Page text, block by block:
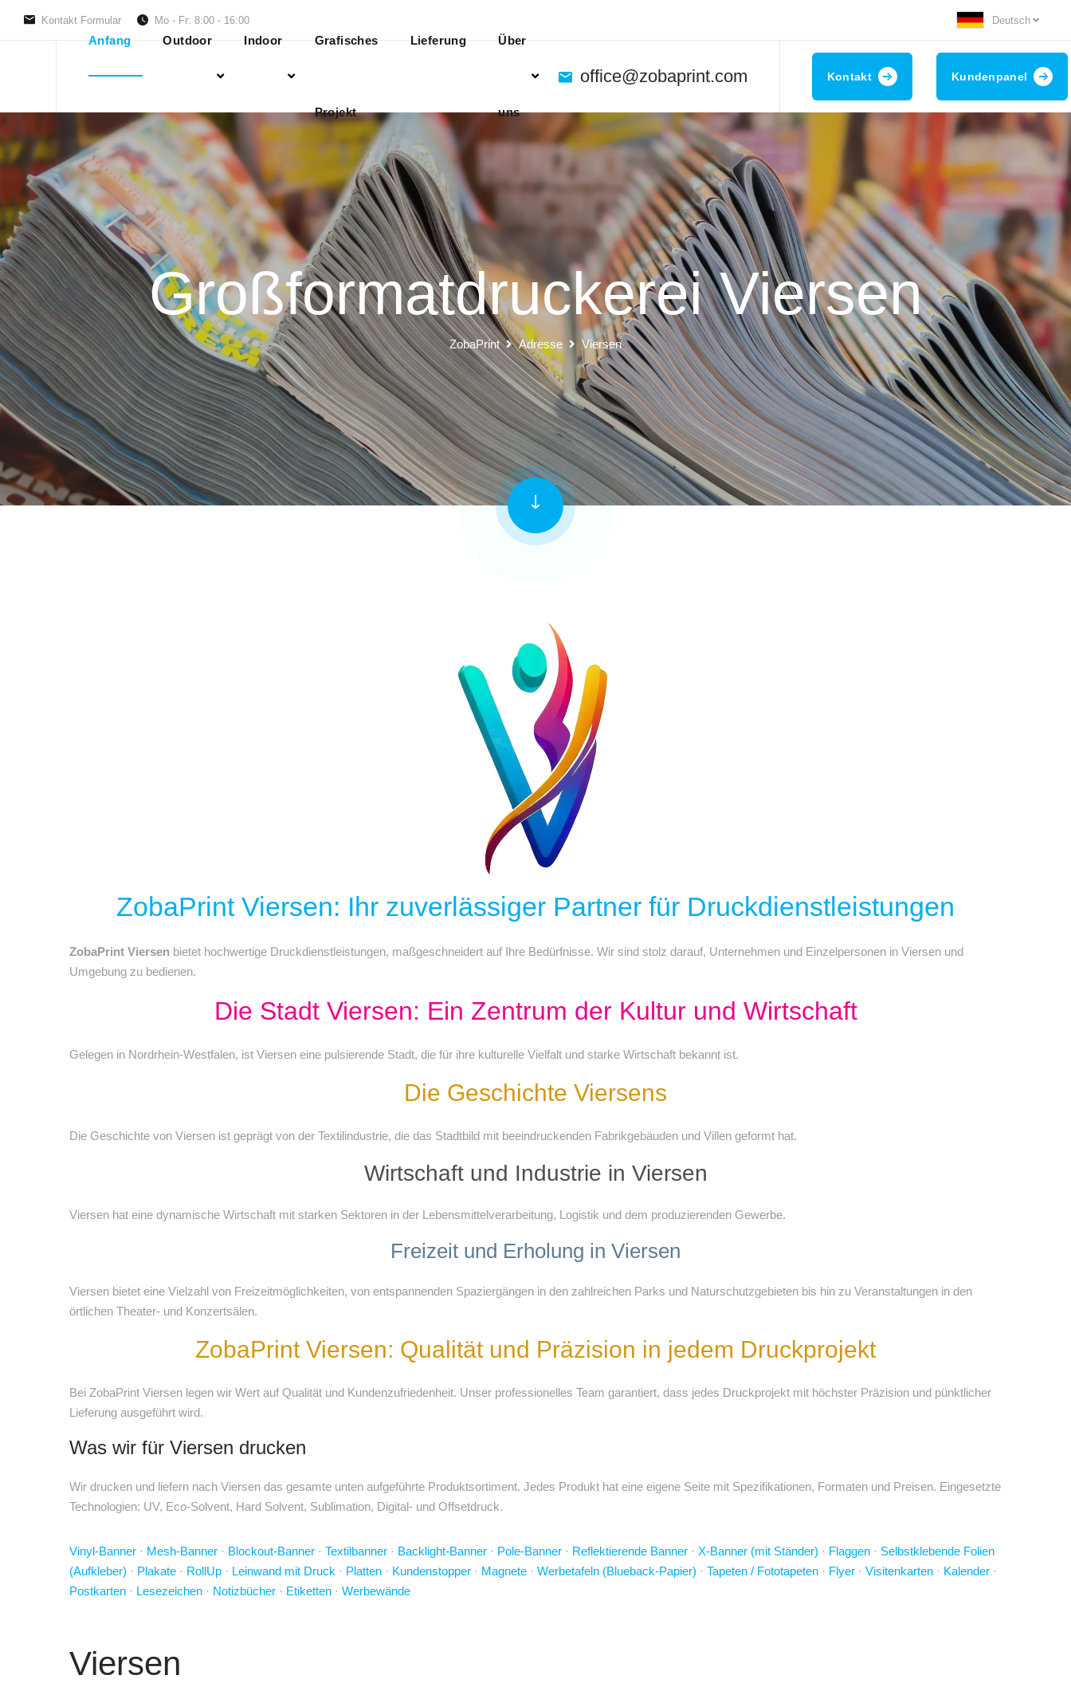
Kontakt Formular Mo - Fr: 8:00 - 16:00 Deutsch
Anfang Outdoor Indoor Grafisches
Projekt
Lieferung Über
uns
office@zobaprint.com Kontakt Kundenpanel
Großformatdruckerei Viersen
ZobaPrint Adresse Viersen
ZobaPrint Viersen: Ihr zuverlässiger Partner für Druckdienstleistungen
ZobaPrint Viersen bietet hochwertige Druckdienstleistungen, maßgeschneidert auf Ihre Bedürfnisse. Wir sind stolz darauf, Unternehmen und Einzelpersonen in Viersen und
Umgebung zu bedienen.
Die Stadt Viersen: Ein Zentrum der Kultur und Wirtschaft
Gelegen in Nordrhein-Westfalen, ist Viersen eine pulsierende Stadt, die für ihre kulturelle Vielfalt und starke Wirtschaft bekannt ist.
Die Geschichte Viersens
Die Geschichte von Viersen ist geprägt von der Textilindustrie, die das Stadtbild mit beeindruckenden Fabrikgebäuden und Villen geformt hat.
Wirtschaft und Industrie in Viersen
Viersen hat eine dynamische Wirtschaft mit starken Sektoren in der Lebensmittelverarbeitung, Logistik und dem produzierenden Gewerbe.
Freizeit und Erholung in Viersen
Viersen bietet eine Vielzahl von Freizeitmöglichkeiten, von entspannenden Spaziergängen in den zahlreichen Parks und Naturschutzgebieten bis hin zu Veranstaltungen in den
örtlichen Theater- und Konzertsälen.
ZobaPrint Viersen: Qualität und Präzision in jedem Druckprojekt
Bei ZobaPrint Viersen legen wir Wert auf Qualität und Kundenzufriedenheit. Unser professionelles Team garantiert, dass jedes Druckprojekt mit höchster Präzision und pünktlicher
Lieferung ausgeführt wird.
Was wir für Viersen drucken
Wir drucken und liefern nach Viersen das gesamte unten aufgeführte Produktsortiment. Jedes Produkt hat eine eigene Seite mit Spezifikationen, Formaten und Preisen. Eingesetzte
Technologien: UV, Eco-Solvent, Hard Solvent, Sublimation, Digital- und Offsetdruck.
Vinyl-Banner · Mesh-Banner · Blockout-Banner · Textilbanner · Backlight-Banner · Pole-Banner · Reflektierende Banner · X-Banner (mit Ständer) · Flaggen · Selbstklebende Folien
(Aufkleber) · Plakate · RollUp · Leinwand mit Druck · Platten · Kundenstopper · Magnete · Werbetafeln (Blueback-Papier) · Tapeten / Fototapeten · Flyer · Visitenkarten · Kalender ·
Postkarten · Lesezeichen · Notizbücher · Etiketten · Werbewände
Viersen